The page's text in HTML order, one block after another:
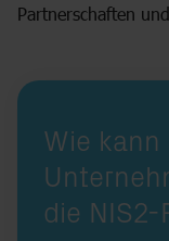
Partnerschaften
Wie
die